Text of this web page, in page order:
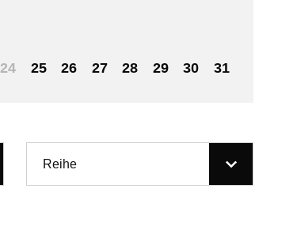
24 25 26 27 28 29 30 31
Reihe